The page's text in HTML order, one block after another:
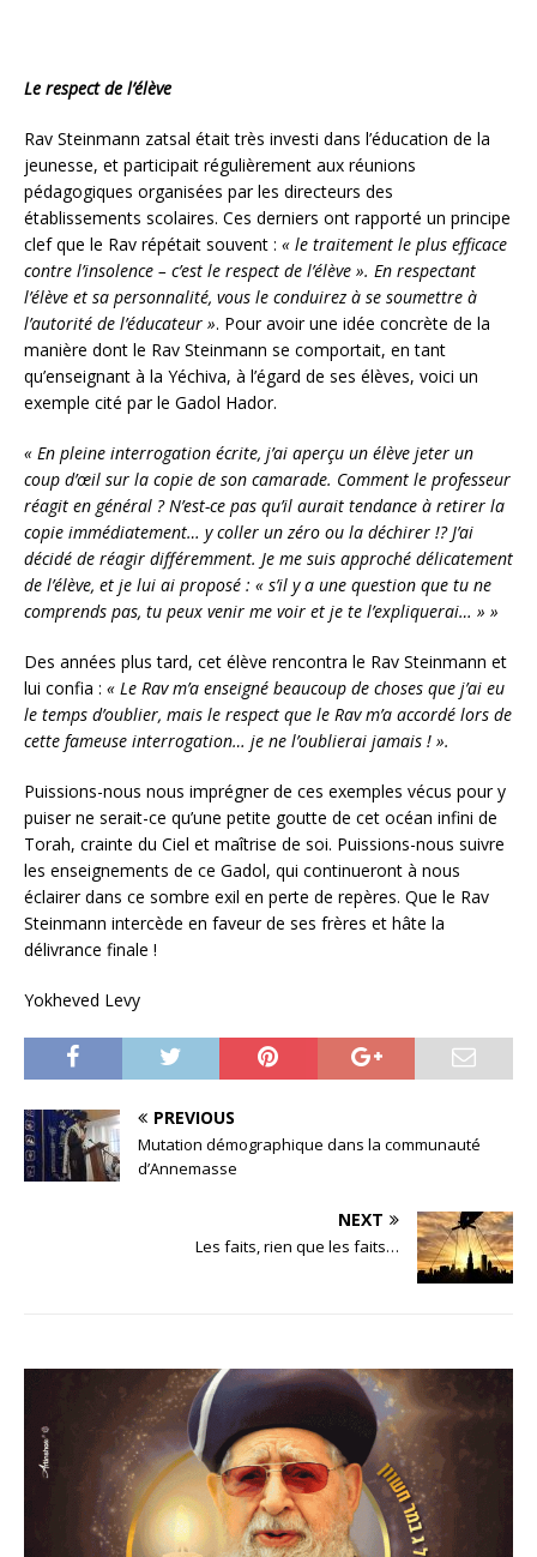
Le respect de l’élève
Rav Steinmann zatsal était très investi dans l’éducation de la
jeunesse, et participait régulièrement aux réunions
pédagogiques organisées par les directeurs des
établissements scolaires. Ces derniers ont rapporté un principe
clef que le Rav répétait souvent : « le traitement le plus efficace
contre l’insolence – c’est le respect de l’élève ». En respectant
l’élève et sa personnalité, vous le conduirez à se soumettre à
l’autorité de l’éducateur ». Pour avoir une idée concrète de la
manière dont le Rav Steinmann se comportait, en tant
qu’enseignant à la Yéchiva, à l’égard de ses élèves, voici un
exemple cité par le Gadol Hador.
« En pleine interrogation écrite, j’ai aperçu un élève jeter un
coup d’œil sur la copie de son camarade. Comment le professeur
réagit en général ? N’est-ce pas qu’il aurait tendance à retirer la
copie immédiatement… y coller un zéro ou la déchirer !? J’ai
décidé de réagir différemment. Je me suis approché délicatement
de l’élève, et je lui ai proposé : « s’il y a une question que tu ne
comprends pas, tu peux venir me voir et je te l’expliquerai… » »
Des années plus tard, cet élève rencontra le Rav Steinmann et
lui confia : « Le Rav m’a enseigné beaucoup de choses que j’ai eu
le temps d’oublier, mais le respect que le Rav m’a accordé lors de
cette fameuse interrogation… je ne l’oublierai jamais ! ».
Puissions-nous nous imprégner de ces exemples vécus pour y
puiser ne serait-ce qu’une petite goutte de cet océan infini de
Torah, crainte du Ciel et maîtrise de soi. Puissions-nous suivre
les enseignements de ce Gadol, qui continueront à nous
éclairer dans ce sombre exil en perte de repères. Que le Rav
Steinmann intercède en faveur de ses frères et hâte la
délivrance finale !
Yokheved Levy
PREVIOUS
Mutation démographique dans la communauté
d’Annemasse
NEXT
Les faits, rien que les faits…